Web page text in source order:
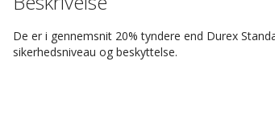
De er i gennemsnit 20% tyndere end Durex
sikerhedsniveau og beskyttelse.